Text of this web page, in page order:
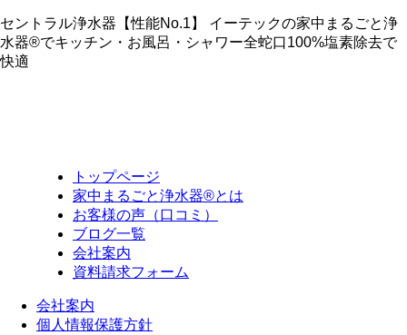
セントラル浄水器【性能No.1】 イーテックの家中まるごと浄
水器®でキッチン・お風呂・シャワー全蛇口100%塩素除去で
快適
トップページ
家中まるごと浄水器®とは
お客様の声（口コミ）
ブログ一覧
会社案内
資料請求フォーム
会社案内
個人情報保護方針